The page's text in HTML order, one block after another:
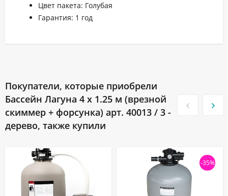
Цвет пакета: Голубая
Гарантия: 1 год
Покупатели, которые приобрели
Бассейн Лагуна 4 х 1.25 м (врезной
скиммер + форсунка) арт. 40013 / 3 -
дерево, также купили
-35%